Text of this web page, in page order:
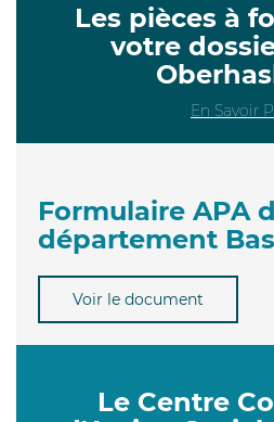
Les pièces à
votre
En Savoir
Formulaire APA
département
Voir le document
Le Centre